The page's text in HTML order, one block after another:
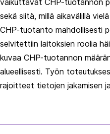
vaikuttavat CHP-tuotannon
sekä siitä, millä aikavälillä
CHP-tuotanto mahdollisesti
selvitettiin laitoksien roolia
kuvaa CHP-tuotannon
alueellisesti. Työn
rajoitteet tietojen jakamisen